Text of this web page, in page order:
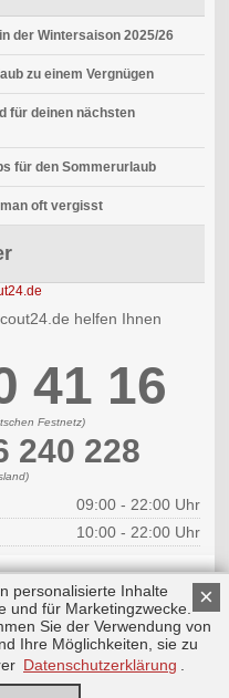
der Wintersaison 2025/26
zu einem Vergnügen
für deinen nächsten
für den Sommerurlaub
oft vergisst
helfen Ihnen
41 16
Festnetz)
240 228
09:00 - 22:00 Uhr
10:00 - 22:00 Uhr
Nach oben
×
personalisierte Inhalte
und für Marketingzwecke.
Sie der Verwendung von
Ihre Möglichkeiten, sie zu
Datenschutzerklärung